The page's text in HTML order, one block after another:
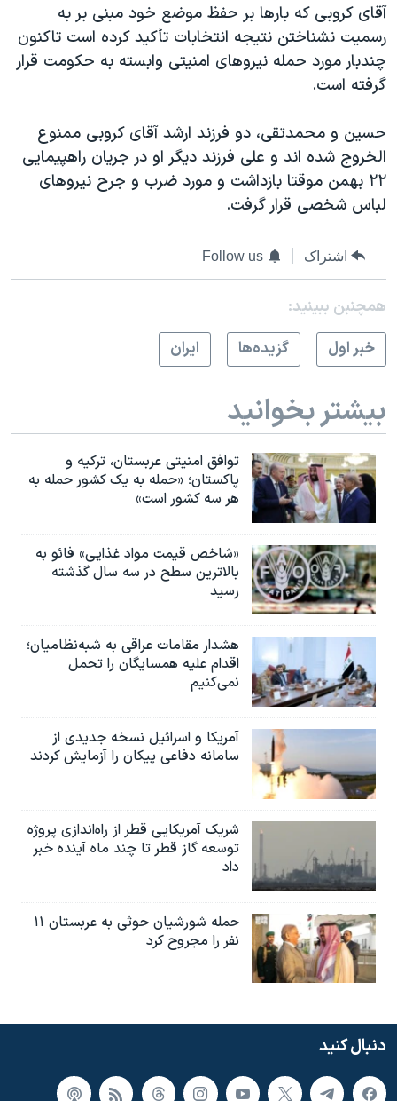
آقای کروبی که بارها بر حفظ موضع خود مبنی بر به
رسمیت نشناختن نتیجه انتخابات تأکید کرده است تاکنون
چندبار مورد حمله نیروهای امنیتی وابسته به حکومت قرار
گرفته است.
حسین و محمدتقی، دو فرزند ارشد آقای کروبی ممنوع
‌الخروج شده‌ اند و علی فرزند دیگر او در جریان راهپیمایی
۲۲ بهمن موقتا بازداشت و مورد ضرب و جرح نیروهای
لباس شخصی قرار گرفت.
اشتراک Follow us
همچنبن ببینید:
خبر اول
گزيده‌ها ايران
بیشتر بخوانید
توافق امنیتی عربستان، ترکیه و
پاکستان؛ «حمله به یک کشور حمله به
هر سه کشور است»
«شاخص قیمت مواد غذایی» فائو به
بالاترین سطح در سه سال گذشته
رسید
هشدار مقامات عراقی به شبه‌نظامیان؛
اقدام علیه همسایگان را تحمل
نمی‌کنیم
آمریکا و اسرائیل نسخه جدیدی از
سامانه دفاعی پیکان را آزمایش کردند
شریک آمریکایی قطر از راه‌اندازی پروژه
توسعه گاز قطر تا چند ماه آینده خبر
داد
حمله شورشیان حوثی به عربستان ۱۱
نفر را مجروح کرد
دنبال کنید